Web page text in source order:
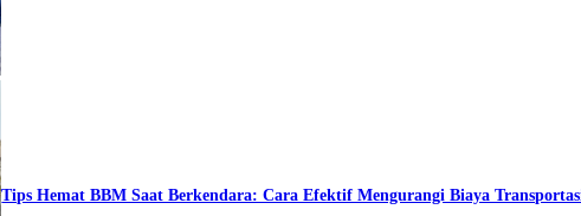
Tips Hemat BBM Saat Berkendara: Cara Efektif Mengurangi Biaya